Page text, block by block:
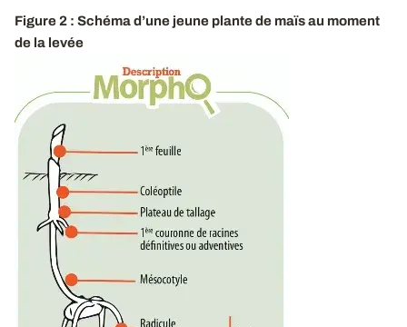
Figure 2 : Schéma d’une jeune plante de maïs au moment
de la levée